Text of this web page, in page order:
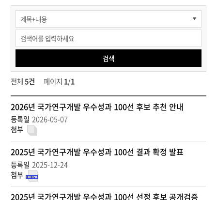
홍보관
포럼
행사
우수성과
100선
>
100선
안내
검색
검색
전체5건 페이지 1/1
홍
보
관
>
포
럼
및
행
사
>
2026년 국가연구개발 우수성과 100선 후보 추천 안내
2026-05-07
2025년 국가연구개발 우수성과 100선 결과 확정 발표
2025-12-24
2025년 국가연구개발 우수성과 100선 선정 후보 공개검증